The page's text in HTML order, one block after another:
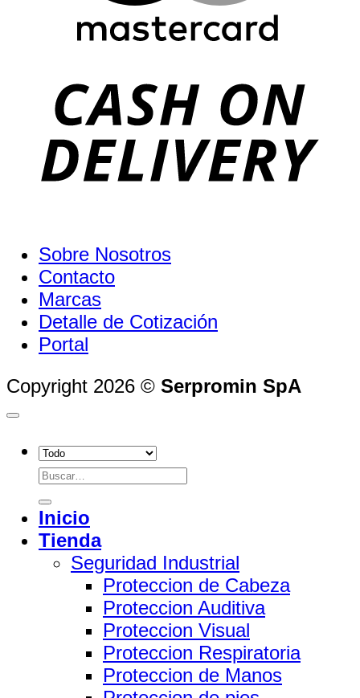
Sobre Nosotros
Contacto
Marcas
Detalle de Cotización
Portal
Copyright 2026 © Serpromin SpA
Buscar
por:
Inicio
Tienda
Seguridad Industrial
Proteccion de Cabeza
Proteccion Auditiva
Proteccion Visual
Proteccion Respiratoria
Proteccion de Manos